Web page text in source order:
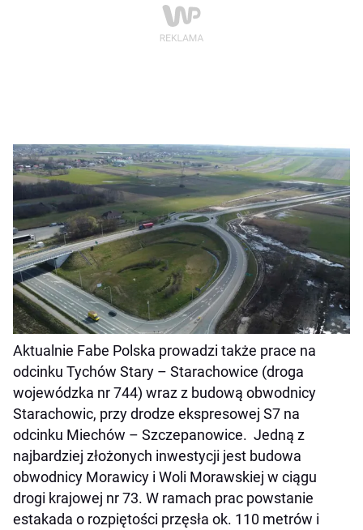
Aktualnie Fabe Polska prowadzi także prace na
odcinku Tychów Stary – Starachowice (droga
wojewódzka nr 744) wraz z budową obwodnicy
Starachowic, przy drodze ekspresowej S7 na
odcinku Miechów – Szczepanowice. Jedną z
najbardziej złożonych inwestycji jest budowa
obwodnicy Morawicy i Woli Morawskiej w ciągu
drogi krajowej nr 73. W ramach prac powstanie
estakada o rozpiętości przęsła ok. 110 metrów i